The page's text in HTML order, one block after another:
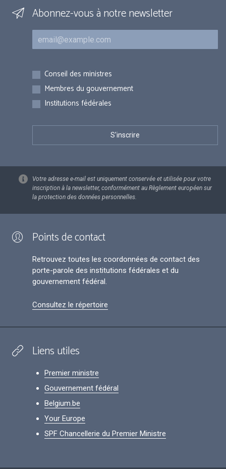
Abonnez-vous à notre newsletter
Courriel
Inscriptions
Conseil des ministres
Membres du gouvernement
Institutions fédérales
Votre adresse e-mail est uniquement conservée et utilisée pour votre
inscription à la newsletter, conformément au Règlement européen sur
la protection des données personnelles.
Points de contact
Retrouvez toutes les coordonnées de contact des
porte-parole des institutions fédérales et du
gouvernement fédéral.
Consultez le répertoire
Liens utiles
Premier ministre
Gouvernement fédéral
Belgium.be
Your Europe
SPF Chancellerie du Premier Ministre